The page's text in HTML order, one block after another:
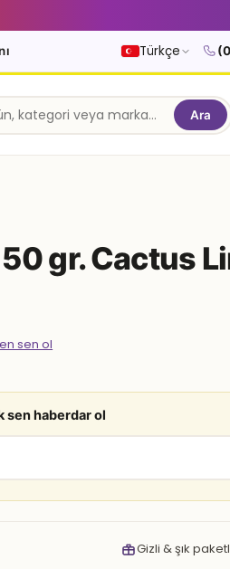
Türkçe
Ara
gr. Cactus
sen ol
sen haberdar ol
Gizli & şık